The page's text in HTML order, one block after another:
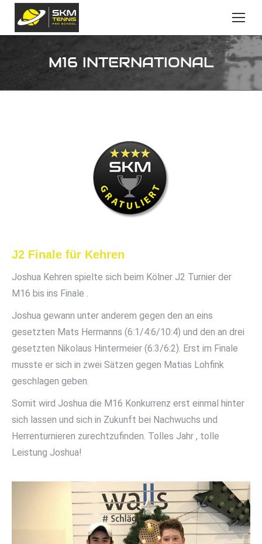
M16 INTERNATIONAL
J2 Finale für Kehren
Joshua Kehren spielte sich beim Kölner J2 Turnier der
M16 bis ins Finale .
Joshua gewann unter anderem gegen den an eins
gesetzten Mats Hermanns (6:1/4:6/10:4) und den an drei
gesetzten Nikolaus Hintermeier (6:3/6:2). Erst im Finale
musste er sich in zwei Sätzen gegen Matias Lohfink
geschlagen geben.
Somit wird Joshua die M16 Konkurrenz erst einmal hinter
sich lassen und sich in Zukunft bei Nachwuchs und
Herrenturnieren zurechtzufinden. Tolles Jahr , tolle
Leistung Joshua!